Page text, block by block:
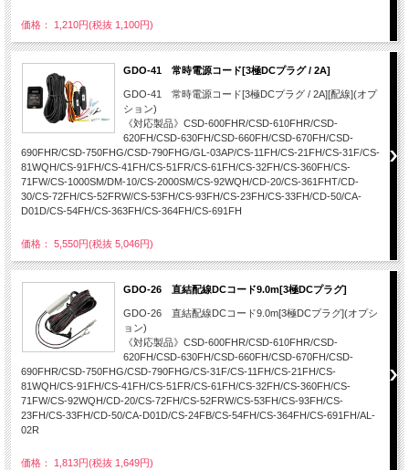
価格： 1,210円(税抜 1,100円)
GDO-41 常時電源コード[3極DCプラグ / 2A]
GDO-41 常時電源コード[3極DCプラグ / 2A][配線](オプ
ション)
《対応製品》CSD-600FHR/CSD-610FHR/CSD-
620FH/CSD-630FH/CSD-660FH/CSD-670FH/CSD-
690FHR/CSD-750FHG/CSD-790FHG/GL-03AP/CS-11FH/CS-21FH/CS-31F/CS-
81WQH/CS-91FH/CS-41FH/CS-51FR/CS-61FH/CS-32FH/CS-360FH/CS-
71FW/CS-1000SM/DM-10/CS-2000SM/CS-92WQH/CD-20/CS-361FHT/CD-
30/CS-72FH/CS-52FRW/CS-53FH/CS-93FH/CS-23FH/CS-33FH/CD-50/CA-
D01D/CS-54FH/CS-363FH/CS-364FH/CS-691FH
価格： 5,550円(税抜 5,046円)
GDO-26 直結配線DCコード9.0m[3極DCプラグ]
GDO-26 直結配線DCコード9.0m[3極DCプラグ](オプシ
ョン)
《対応製品》CSD-600FHR/CSD-610FHR/CSD-
620FH/CSD-630FH/CSD-660FH/CSD-670FH/CSD-
690FHR/CSD-750FHG/CSD-790FHG/CS-31F/CS-11FH/CS-21FH/CS-
81WQH/CS-91FH/CS-41FH/CS-51FR/CS-61FH/CS-32FH/CS-360FH/CS-
71FW/CS-92WQH/CD-20/CS-72FH/CS-52FRW/CS-53FH/CS-93FH/CS-
23FH/CS-33FH/CD-50/CA-D01D/CS-24FB/CS-54FH/CS-364FH/CS-691FH/AL-
02R
価格： 1,813円(税抜 1,649円)